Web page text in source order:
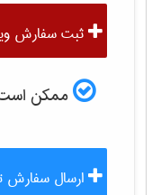
ثبت سفارش
ممکن است
ارسال سفارش